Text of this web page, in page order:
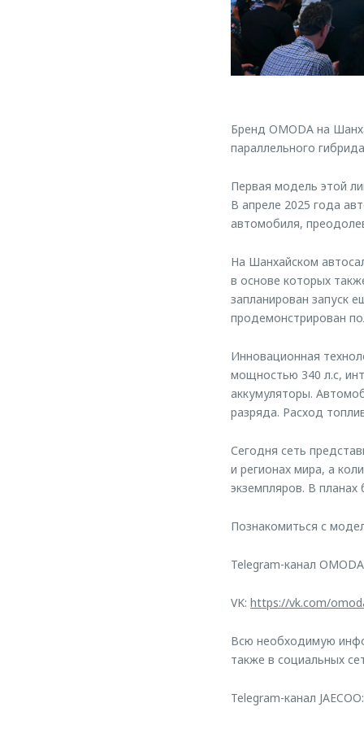
Бренд OMODA на
параллельного
Первая модель этой
В апреле 2025 года
автомобиля,
На Шанхайском
в основе которых
запланирован запуск
продемонстрирован
Инновационная
мощностью 340 л.с,
аккумуляторы.
разряда. Расход
Сегодня сеть
и регионах мира, а
экземпляров. В
Познакомиться с
Telegram-канал
VK: https://vk.com/
Всю необходимую
также в социальных
Telegram-канал